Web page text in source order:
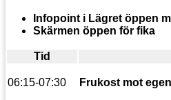
Infopoint i Lägret öppen
Skärmen öppen för fika
Tid
06:15-07:30 Frukost mot